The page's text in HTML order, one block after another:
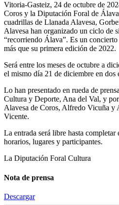
Vitoria-Gasteiz, 24 de octubre de
Coros y la Diputación Foral de
cuadrillas de Llanada Alavesa,
Alavesa han organizado un ciclo de
“recorriendo Álava”. Es un
más que su primera edición de 2022.
Será entre los meses de octubre a
el mismo día 21 de diciembre en dos
Lo han presentado en rueda de
Cultura y Deporte, Ana del Val, y
Alavesa de Coros, Alfredo Vicuña y
Vicente.
La entrada será libre hasta
horarios, lugares y participantes.
La Diputación Foral Cultura
Nota de prensa
Descargar